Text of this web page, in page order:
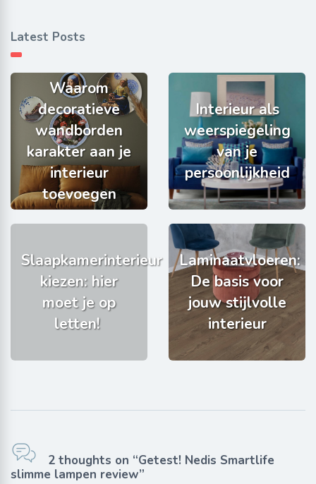
Latest Posts
Waarom
decoratieve
wandborden
karakter aan je
interieur
toevoegen
Interieur als
weerspiegeling
van je
persoonlijkheid
Slaapkamerinterieur
kiezen: hier
moet je op
letten!
Laminaatvloeren:
De basis voor
jouw stijlvolle
interieur
2 thoughts on “Getest! Nedis Smartlife
slimme lampen review”